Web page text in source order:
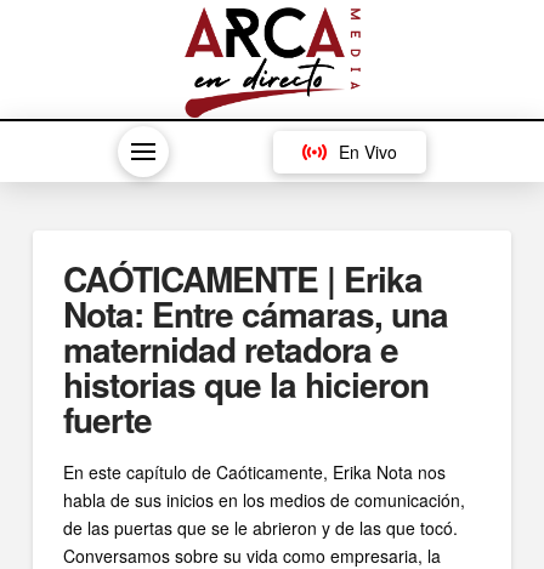
En Vivo
CAÓTICAMENTE | Erika
Nota: Entre cámaras, una
maternidad retadora e
historias que la hicieron
fuerte
En este capítulo de Caóticamente, Erika Nota nos
habla de sus inicios en los medios de comunicación,
de las puertas que se le abrieron y de las que tocó.
Conversamos sobre su vida como empresaria, la